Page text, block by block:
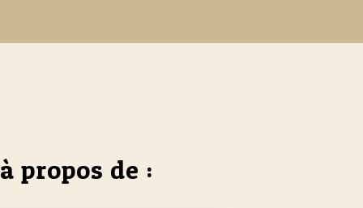
propos de :